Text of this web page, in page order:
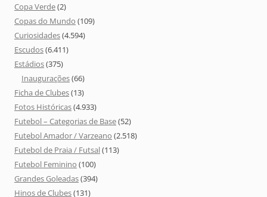
Copa Verde(2)
Copas do Mundo (109)
Curiosidades(4.594)
Escudos(6.411)
Estádios(375)
Inaugurações(66)
Ficha de Clubes(13)
Fotos Históricas(4.933)
Futebol – Categorias de Base(52)
Futebol Amador / Varzeano (2.518)
Futebol de Praia / Futsal(113)
Futebol Feminino (100)
Grandes Goleadas(394)
Hinos de Clubes(131)